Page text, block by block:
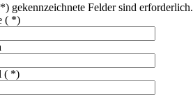
gekennzeichnete Felder sind erforderlich.
( *)
( *)